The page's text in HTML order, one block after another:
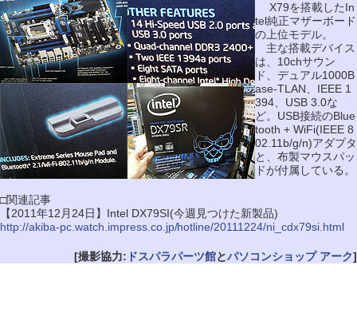
X79を搭載したIn
tel純正マザーボード
の上位モデル。
主な搭載デバイス
は、10chサウン
ド、デュアル1000B
ase-TLAN、IEEE 1
394、USB 3.0な
ど。USB接続のBlue
tooth + WiFi(IEEE 8
02.11b/g/n)アダプタ
と、布製マウスパッ
ドが付属している。
□関連記事
【2011年12月24日】Intel DX79SI(今週見つけた新製品)
http://akiba-pc.watch.impress.co.jp/hotline/20111224/ni_cdx79si.html
[撮影協力: ドスパラパーツ館とパソコンショップ アーク]